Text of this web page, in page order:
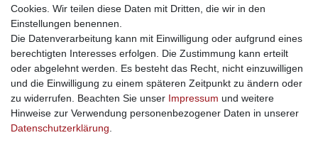
Facebook
sicher einkaufen
Sichere Bestellung und Zahlung via SSL Verschlüsselung
Cookies. Wir teilen diese Daten mit Dritten, die wir in den
Einstellungen benennen.
Die Datenverarbeitung kann mit Einwilligung oder aufgrund eines
berechtigten Interesses erfolgen. Die Zustimmung kann erteilt
oder abgelehnt werden. Es besteht das Recht, nicht einzuwilligen
und die Einwilligung zu einem späteren Zeitpunkt zu ändern oder
zu widerrufen. Beachten Sie unser Impressum und weitere
Hinweise zur Verwendung personenbezogener Daten in unserer
Daten­schutz­erklärung